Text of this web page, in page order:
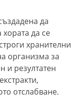
да
да се
хранителни
организма за
и резултатен
отслабване.